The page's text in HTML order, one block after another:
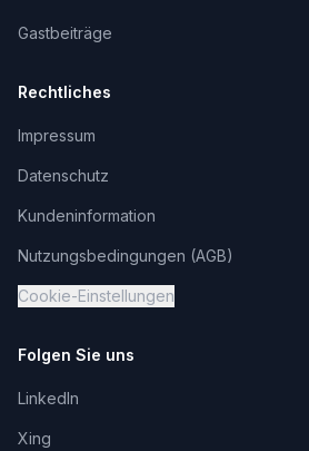
Gastbeiträge
Rechtliches
Impressum
Datenschutz
Kundeninformation
Nutzungsbedingungen (AGB)
Cookie-Einstellungen
Folgen Sie uns
LinkedIn
Xing